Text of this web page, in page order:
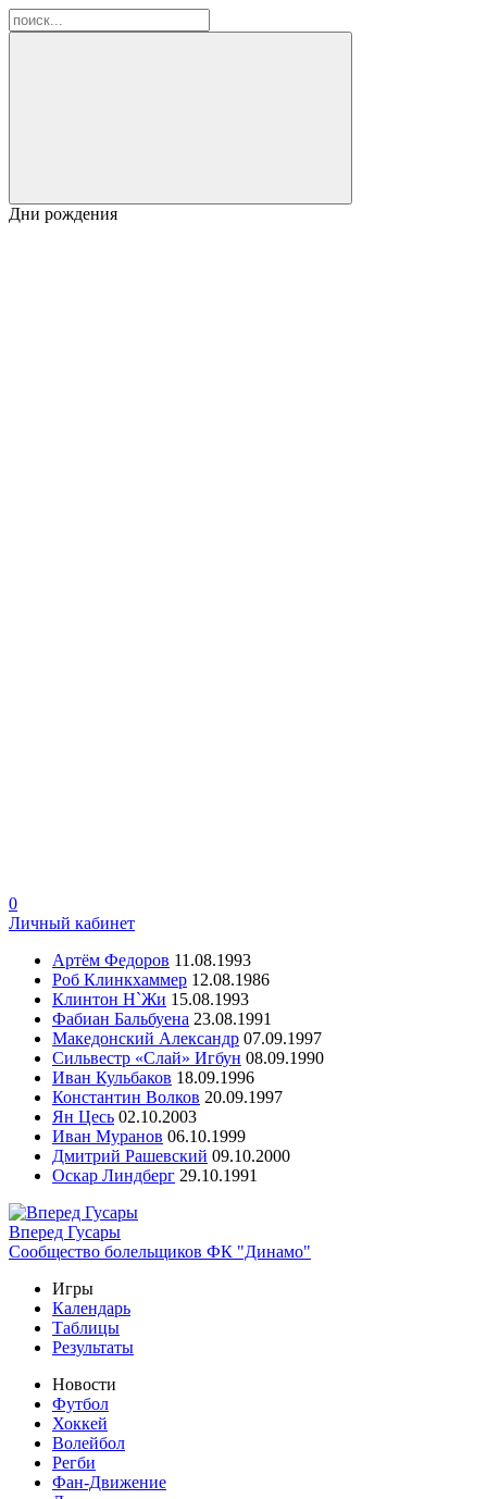
Дни рождения
0
Личный кабинет
Артём Федоров 11.08.1993
Роб Клинкхаммер 12.08.1986
Клинтон Н`Жи 15.08.1993
Фабиан Бальбуена 23.08.1991
Македонский Александр 07.09.1997
Сильвестр «Слай» Игбун 08.09.1990
Иван Кульбаков 18.09.1996
Константин Волков 20.09.1997
Ян Цесь 02.10.2003
Иван Муранов 06.10.1999
Дмитрий Рашевский 09.10.2000
Оскар Линдберг 29.10.1991
Вперед Гусары
Сообщество болельщиков ФК "Динамо"
Игры
Календарь
Таблицы
Результаты
Новости
Футбол
Хоккей
Волейбол
Регби
Фан-Движение